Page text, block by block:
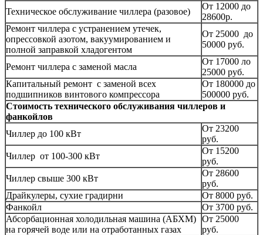
Техническое обслуживание чиллера (разовое)
От 12000 до
28600р.
Ремонт чиллера с устранением утечек,
опрессовкой азотом, вакуумированием и
полной заправкой хладогентом
От 25000 до
50000 руб.
Ремонт чиллера с заменой масла
От 17000 ло
25000 руб.
Капитальный ремонт с заменой всех
подшипников винтового компрессора
От 180000 до
500000 руб.
Стоимость технического обслуживания чиллеров и
фанкойлов
Чиллер до 100 кВт
От 23200
руб.
Чиллер от 100-300 кВт
От 15200
руб.
Чиллер свыше 300 кВт
От 28600
руб.
Драйкулеры, сухие градирни
От 8000 руб.
Фанкойл
От 3700 руб.
Абсорбационная холодильная машина (АБХМ)
на горячей воде или на отработанных газах
От 25000
руб.